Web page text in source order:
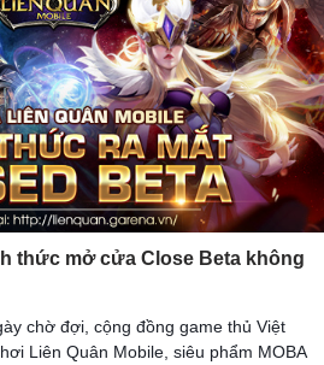
thức mở cửa Close Beta không
chờ đợi, cộng đồng game thủ Việt
Liên Quân Mobile, siêu phẩm MOBA